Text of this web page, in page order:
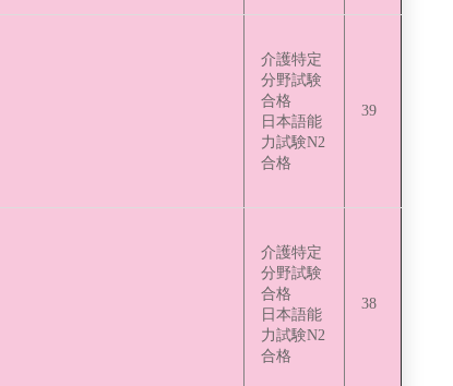
介護特定
分野試験
合格
日本語能
力試験N2
合格
39
介護特定
分野試験
合格
日本語能
力試験N2
合格
38